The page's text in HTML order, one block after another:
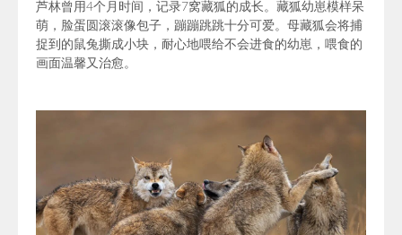
芦林曾用4个月时间，记录7窝藏狐的成长。藏狐幼崽模样呆
萌，脸蛋圆滚滚像包子，蹦蹦跳跳十分可爱。母藏狐会将捕
捉到的鼠兔撕成小块，耐心地喂给不会进食的幼崽，喂食的
画面温馨又治愈。